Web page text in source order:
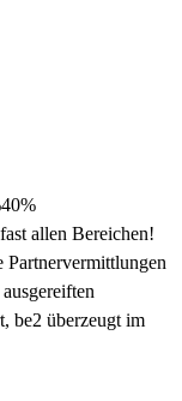
40%
allen Bereichen!
Partnervermittlungen
be2 überzeugt im